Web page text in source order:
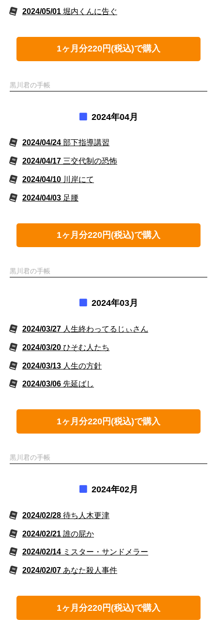
2024/05/01 堀内くんに告ぐ
1ヶ月分220円(税込)で購入
黒川君の手帳
2024年04月
2024/04/24 部下指導講習
2024/04/17 三交代制の恐怖
2024/04/10 川岸にて
2024/04/03 足腰
1ヶ月分220円(税込)で購入
黒川君の手帳
2024年03月
2024/03/27 人生終わってるじぃさん
2024/03/20 ひそむ人たち
2024/03/13 人生の方針
2024/03/06 先延ばし
1ヶ月分220円(税込)で購入
黒川君の手帳
2024年02月
2024/02/28 待ち人木更津
2024/02/21 誰の屁か
2024/02/14 ミスター・サンドメラー
2024/02/07 あなた殺人事件
1ヶ月分220円(税込)で購入